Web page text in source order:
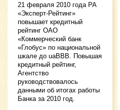
21 февраля 2010 года РА
«Эксперт-Рейтинг»
повышает кредитный
рейтинг ОАО
«Коммерческий банк
«Глобус» по национальной
шкале до uaBBB. Повышая
кредитный рейтинг,
Агентство
руководствовалось
данными об итогах работы
Банка за 2010 год.